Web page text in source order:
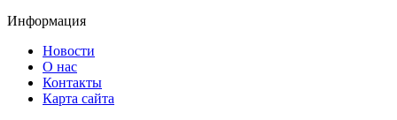
Информация
Новости
О нас
Контакты
Карта сайта